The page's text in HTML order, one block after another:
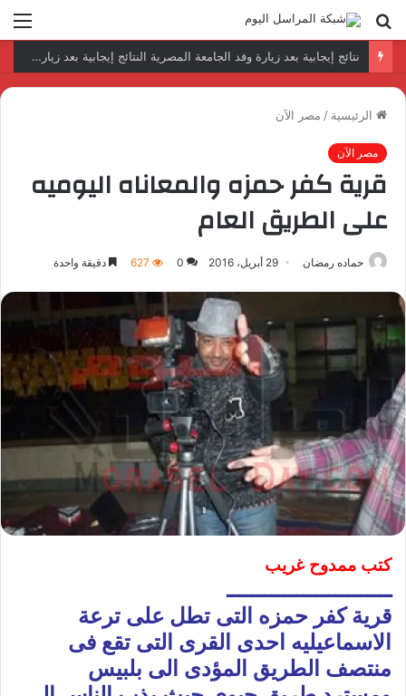
بحث
عن
رئيس المكتب التنفيذي للمجلس العربي للاختصاصات الصحية يبحث مع الأمين العام لجامعة الدول العربية تعزيز التعاون لتطوير النظم الصحية العربية
الرئيسية / مصر الآن
مصر الآن
قرية كفر حمزه والمعاناه اليوميه
على الطريق العام
حماده رمضان 29 أبريل، 2016 0
627 دقيقة واحدة
كتب ممدوح غريب
ــــــــــــــــــــــــــ
قرية كفر حمزه التى تطل على ترعة
الاسماعيليه احدى القرى التى تقع فى
منتصف الطريق المؤدى الى بلبيس